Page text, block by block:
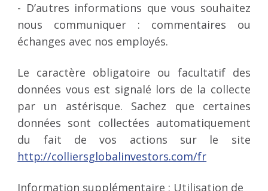
- D’autres informations que vous souhaitez
nous communiquer : commentaires ou
échanges avec nos employés.
Le caractère obligatoire ou facultatif des
données vous est signalé lors de la collecte
par un astérisque. Sachez que certaines
données sont collectées automatiquement
du fait de vos actions sur le site
http://colliersglobalinvestors.com/fr
Information supplémentaire : Utilisation de